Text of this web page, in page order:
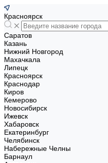
Красноярск
Саратов
Казань
Нижний Новгород
Махачкала
Липецк
Красноярск
Краснодар
Киров
Кемерово
Новосибирск
Ижевск
Хабаровск
Екатеринбург
Челябинск
Набережные Челны
Барнаул